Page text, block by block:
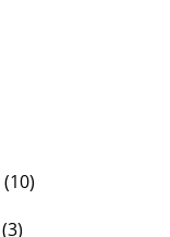
(10)
(3)